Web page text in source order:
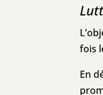
fois
En